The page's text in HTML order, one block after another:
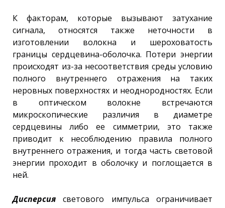
К факторам, которые вызывают затухание
сигнала, относятся также неточности в
изготовлении волокна и шероховатость
границы сердцевина-оболочка. Потери энергии
происходят из-за несоответствия среды условию
полного внутреннего отражения на таких
неровных поверхностях и неоднородностях. Если
в оптическом волокне встречаются
микроскопические различия в диаметре
сердцевины либо ее симметрии, это также
приводит к несоблюдению правила полного
внутреннего отражения, и тогда часть световой
энергии проходит в оболочку и поглощается в
ней.
Дисперсия светового импульса ограничивает